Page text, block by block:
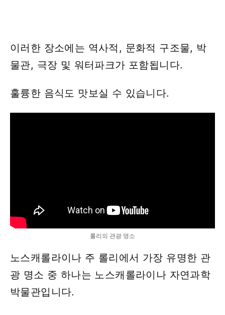
이러한 장소에는 역사적, 문화적 구조물, 박
물관, 극장 및 워터파크가 포함됩니다.
훌륭한 음식도 맛보실 수 있습니다.
롤리의 관광 명소
노스캐롤라이나 주 롤리에서 가장 유명한 관
광 명소 중 하나는 노스캐롤라이나 자연과학
박물관입니다.